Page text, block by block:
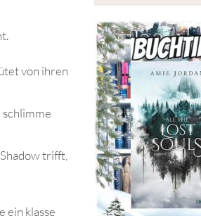
von ihren
schlimme
trifft,
ein klasse